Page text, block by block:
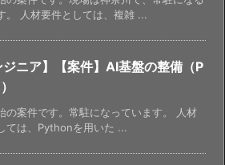
。 人材要件としては、複雑 ...
ジニア】【案件】AI基盤の整備（P
の案件です。常駐になっています。 人材
ては、Pythonを用いた ...